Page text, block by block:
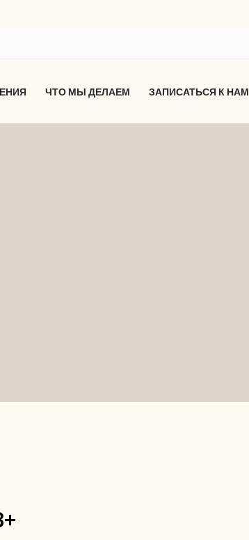
ЧТО МЫ ДЕЛАЕМ ЗАПИСАТЬСЯ К НАМ